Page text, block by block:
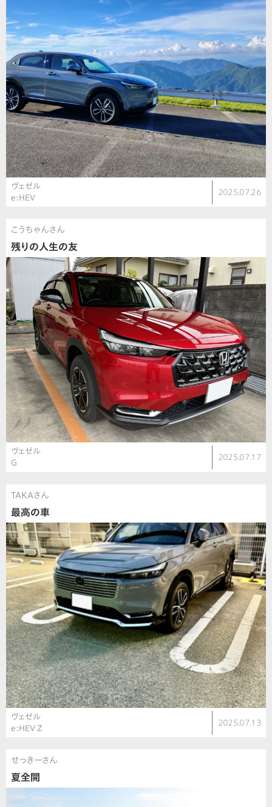
ヴェゼル
e:HEV
2025.07.26
こうちゃんさん
残りの人生の友
ヴェゼル
G
2025.07.17
TAKAさん
最高の車
ヴェゼル
e:HEV Z
2025.07.13
せっきーさん
夏全開